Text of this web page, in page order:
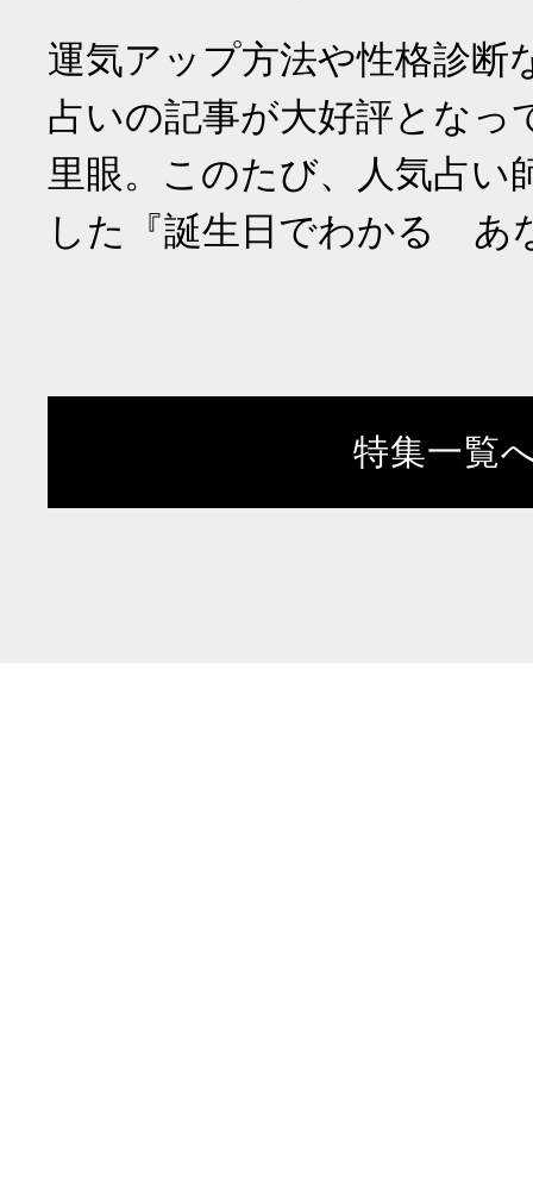
運気アップ方法や性格診断
占いの記事が大好評となっ
里眼。このたび、人気占い
した『誕生日でわかる あ
特集一覧